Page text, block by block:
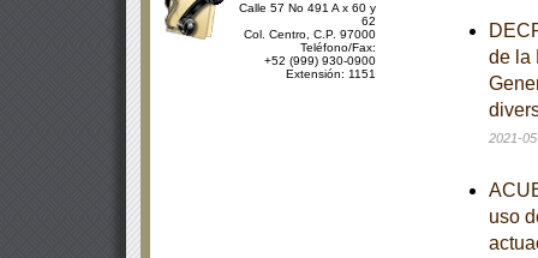
Calle 57 No 491 A x 60 y
62
Col. Centro, C.P. 97000
Teléfono/Fax:
+52 (999) 930-0900
Extensión: 1151
de la
2021-
uso